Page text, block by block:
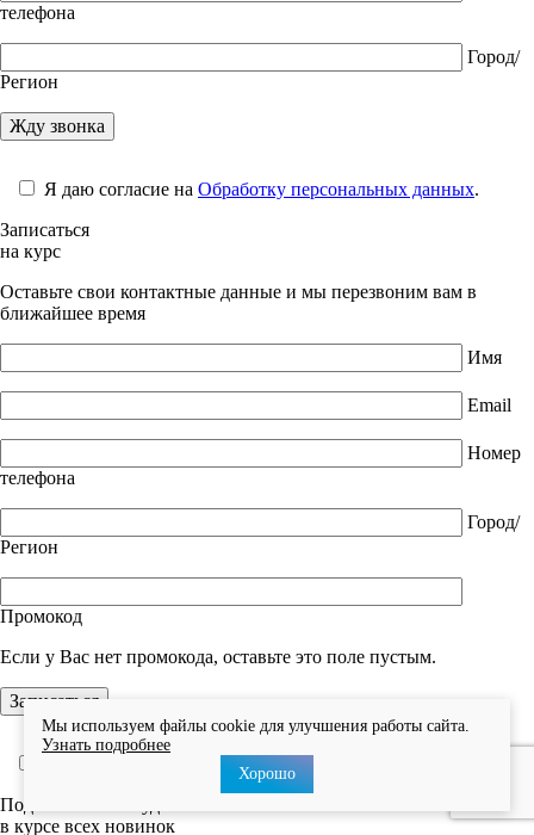
телефона
Город/
Регион
Я даю согласие на Обработку персональных данных.
Записаться
на курс
Оставьте свои контактные данные и мы перезвоним вам в
ближайшее время
Имя
Email
Номер
телефона
Город/
Регион
Промокод
Если у Вас нет промокода, оставьте это поле пустым.
Обработку персональных данных
Подпишитесь и будьте
в курсе всех новинок
Мы используем файлы cookie для улучшения работы сайта.
Узнать подробнее
Хорошо